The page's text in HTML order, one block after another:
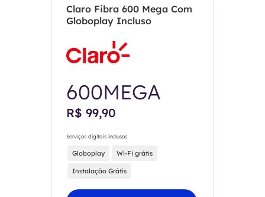
Claro Fibra 600 Mega Com
Globoplay Incluso
600MEGA
R$ 99,90
Serviços digitais inclusos
Globoplay Wi-Fi grátis
Instalação Grátis